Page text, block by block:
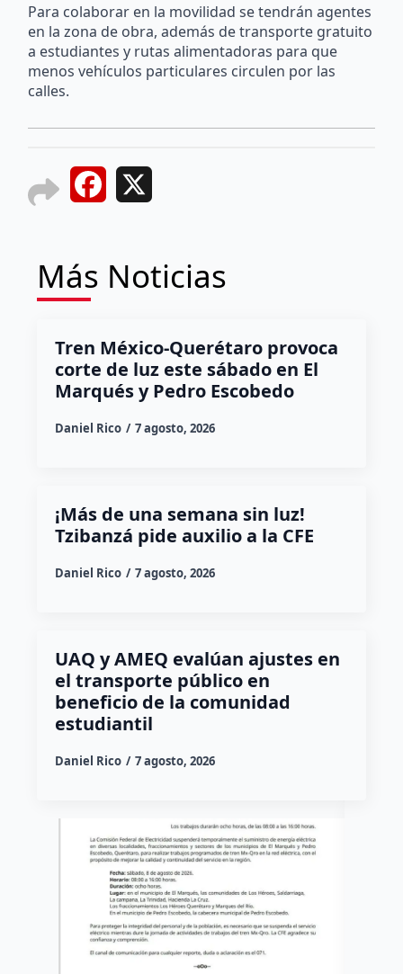
Para colaborar en la movilidad se tendrán agentes
en la zona de obra, además de transporte gratuito
a estudiantes y rutas alimentadoras para que
menos vehículos particulares circulen por las
calles.
Facebook
Más Noticias
Tren México-Querétaro provoca
corte de luz este sábado en El
Marqués y Pedro Escobedo
Daniel Rico 7 agosto, 2026
¡Más de una semana sin luz!
Tzibanzá pide auxilio a la CFE
Daniel Rico 7 agosto, 2026
UAQ y AMEQ evalúan ajustes en
el transporte público en
beneficio de la comunidad
estudiantil
Daniel Rico 7 agosto, 2026